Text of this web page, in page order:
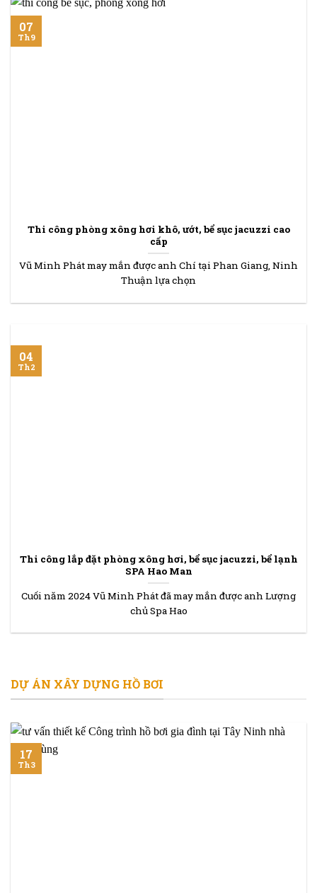
Thi công phòng xông hơi khô, ướt, bể sục jacuzzi cao
cấp
Vũ Minh Phát may mắn được anh Chí tại Phan Giang, Ninh
Thuận lựa chọn
07
Th9
Thi công lắp đặt phòng xông hơi, bể sục jacuzzi, bể lạnh
SPA Hao Man
Cuối năm 2024 Vũ Minh Phát đã may mắn được anh Lượng
chủ Spa Hao
04
Th2
DỰ ÁN XÂY DỰNG HỒ BƠI
17
Th3